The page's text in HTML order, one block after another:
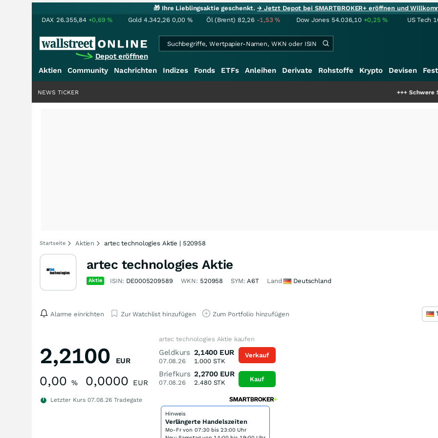
🎁 Ihre Lieblingsaktie geschenkt.→ Jetzt Depot bei SMARTBROKER+ eröffnen und
DAX 26.355,84 +0,69% Gold 4.342,26 0,00 % Öl (Brent) 82,26 -1,53% Dow Jones 54.036,10 +0,25% US Tech
Depot eröffnen
Aktien Community Nachrichten Indizes Fonds ETFs Anleihen Derivate Rohstoffe Krypto Devisen
Schwere Seltene
NEWS TICKER
Startseite Aktien artec technologies Aktie | 520958
artec technologies Aktie
Aktie ISIN: DE0005209589 WKN: 520958 SYM:A6T Land Deutschland
Alarme einrichten Zur Watchlist hinzufügen Zum Portfolio hinzufügen
2,2100 EUR
0,00 % 0,0000 EUR
Letzter Kurs 07.08.26 Tradegate
artec technologies Aktie kaufen
Geldkurs
07.08.26
2,1400 EUR
1.000STK
Briefkurs
07.08.26
2,2700 EUR
2.480STK
Verkauf
Kauf
Hinweis
Verlängerte Handelszeiten
Mo-Fr von 07:30 bis 23:00 Uhr